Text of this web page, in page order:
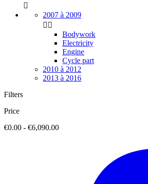

2007 à 2009
 
Bodywork
Electricity
Engine
Cycle part
2010 à 2012
2013 à 2016
Filters
Price
€0.00 - €6,090.00